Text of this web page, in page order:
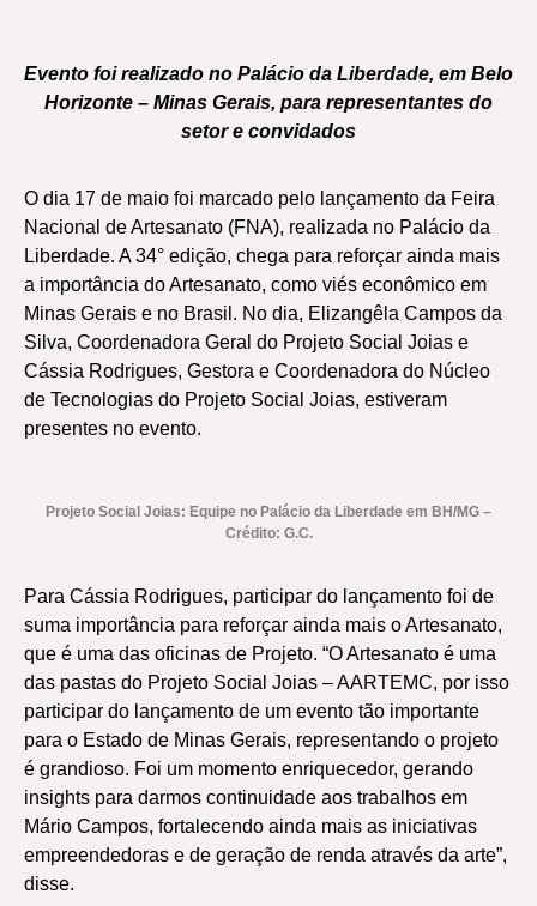
Evento foi realizado no Palácio da Liberdade, em Belo
Horizonte – Minas Gerais, para representantes do
setor e convidados
O dia 17 de maio foi marcado pelo lançamento da Feira
Nacional de Artesanato (FNA), realizada no Palácio da
Liberdade. A 34° edição, chega para reforçar ainda mais
a importância do Artesanato, como viés econômico em
Minas Gerais e no Brasil. No dia, Elizangêla Campos da
Silva, Coordenadora Geral do Projeto Social Joias e
Cássia Rodrigues, Gestora e Coordenadora do Núcleo
de Tecnologias do Projeto Social Joias, estiveram
presentes no evento.
Projeto Social Joias: Equipe no Palácio da Liberdade em BH/MG –
Crédito: G.C.
Para Cássia Rodrigues, participar do lançamento foi de
suma importância para reforçar ainda mais o Artesanato,
que é uma das oficinas de Projeto. “O Artesanato é uma
das pastas do Projeto Social Joias – AARTEMC, por isso
participar do lançamento de um evento tão importante
para o Estado de Minas Gerais, representando o projeto
é grandioso. Foi um momento enriquecedor, gerando
insights para darmos continuidade aos trabalhos em
Mário Campos, fortalecendo ainda mais as iniciativas
empreendedoras e de geração de renda através da arte”,
disse.